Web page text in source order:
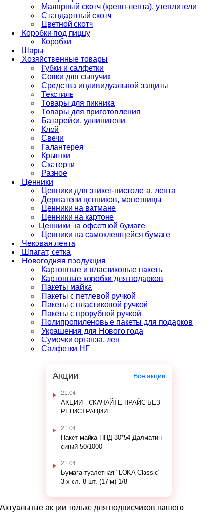
Малярный скотч (крепп-лента), утеплители
Стандартный скотч
Цветной скотч
Коробки под пиццу
Коробки
Шары
Хозяйственные товары
Губки и салфетки
Совки для сыпучих
Средства индивидуальной защиты
Текстиль
Товары для пикника
Товары для приготовления
Батарейки, удлинители
Клей
Свечи
Галантерея
Крышки
Скатерти
Разное
Ценники
Ценники для этикет-пистолета, лента
Держатели ценников, монетницы
Ценники на ватмане
Ценники на картоне
Ценники на офсетной бумаге
Ценники на самоклеящейся бумаге
Чековая лента
Шпагат, сетка
Новогодняя продукция
Картонные и пластиковые пакеты
Картонные коробки для подарков
Пакеты майка
Пакеты с петлевой ручкой
Пакеты с пластиковой ручкой
Пакеты с прорубной ручкой
Полипропиленовые пакеты для подарков
Украшения для Нового года
Сумочки органза, лен
Салфетки НГ
Акции Все акции
21.04
АКЦИИ - СКАЧАЙТЕ ПРАЙС БЕЗ
РЕГИСТРАЦИИ
21.04
Пакет майка ПНД 30*54 Далматин
синий 50/1000
21.04
Бумага туалетная "LOKA Classic"
3-х сл. 8 шт. (17 м) 1/8
Актуальные акции только для подписчиков нашего